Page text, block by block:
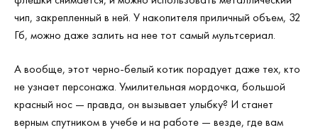
чип, закрепленный в ней. У накопителя приличный объем, 32
Гб, можно даже залить на нее тот самый мультсериал.
А вообще, этот черно-белый котик порадует даже тех, кто
не узнает персонажа. Умилительная мордочка, большой
красный нос — правда, он вызывает улыбку? И станет
верным спутником в учебе и на работе — везде, где вам